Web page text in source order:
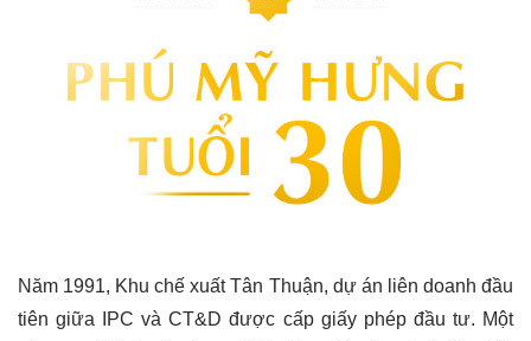
Năm 1991, Khu chế xuất Tân Thuận, dự án liên doanh đầu
tiên giữa IPC và CT&D được cấp giấy phép đầu tư. Một